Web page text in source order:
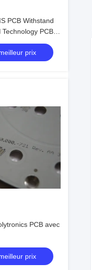
PCB Withstand
PCBA
prix
PCB avec
prix